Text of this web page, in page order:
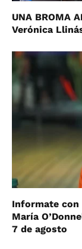
UNA BROMA
Verónica
Informate con
María
7 de agosto